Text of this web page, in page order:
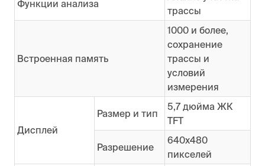
Функции анализа
трассы
Встроенная память
1000 и более,
сохранение
трассы и
условий
измерения
Дисплей
Размер и тип
5,7 дюйма ЖК
TFT
Разрешение
640x480
пикселей